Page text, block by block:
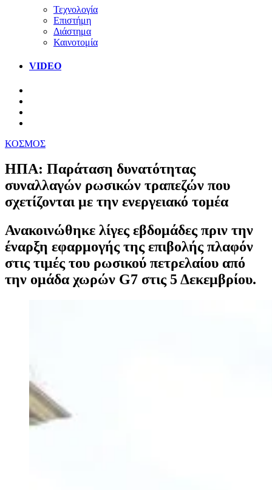
Τεχνολογία
Επιστήμη
Διάστημα
Καινοτομία
VIDEO
ΚΟΣΜΟΣ
ΗΠΑ: Παράταση δυνατότητας
συναλλαγών ρωσικών τραπεζών που
σχετίζονται με την ενεργειακό τομέα
Ανακοινώθηκε λίγες εβδομάδες πριν την
έναρξη εφαρμογής της επιβολής πλαφόν
στις τιμές του ρωσικού πετρελαίου από
την ομάδα χωρών G7 στις 5 Δεκεμβρίου.